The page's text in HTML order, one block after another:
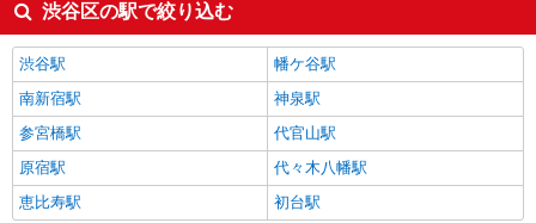
渋谷区の駅で絞り込む
渋谷駅
幡ケ谷駅
南新宿駅
神泉駅
参宮橋駅
代官山駅
原宿駅
代々木八幡駅
恵比寿駅
初台駅